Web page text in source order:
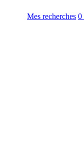
Mes recherches 0